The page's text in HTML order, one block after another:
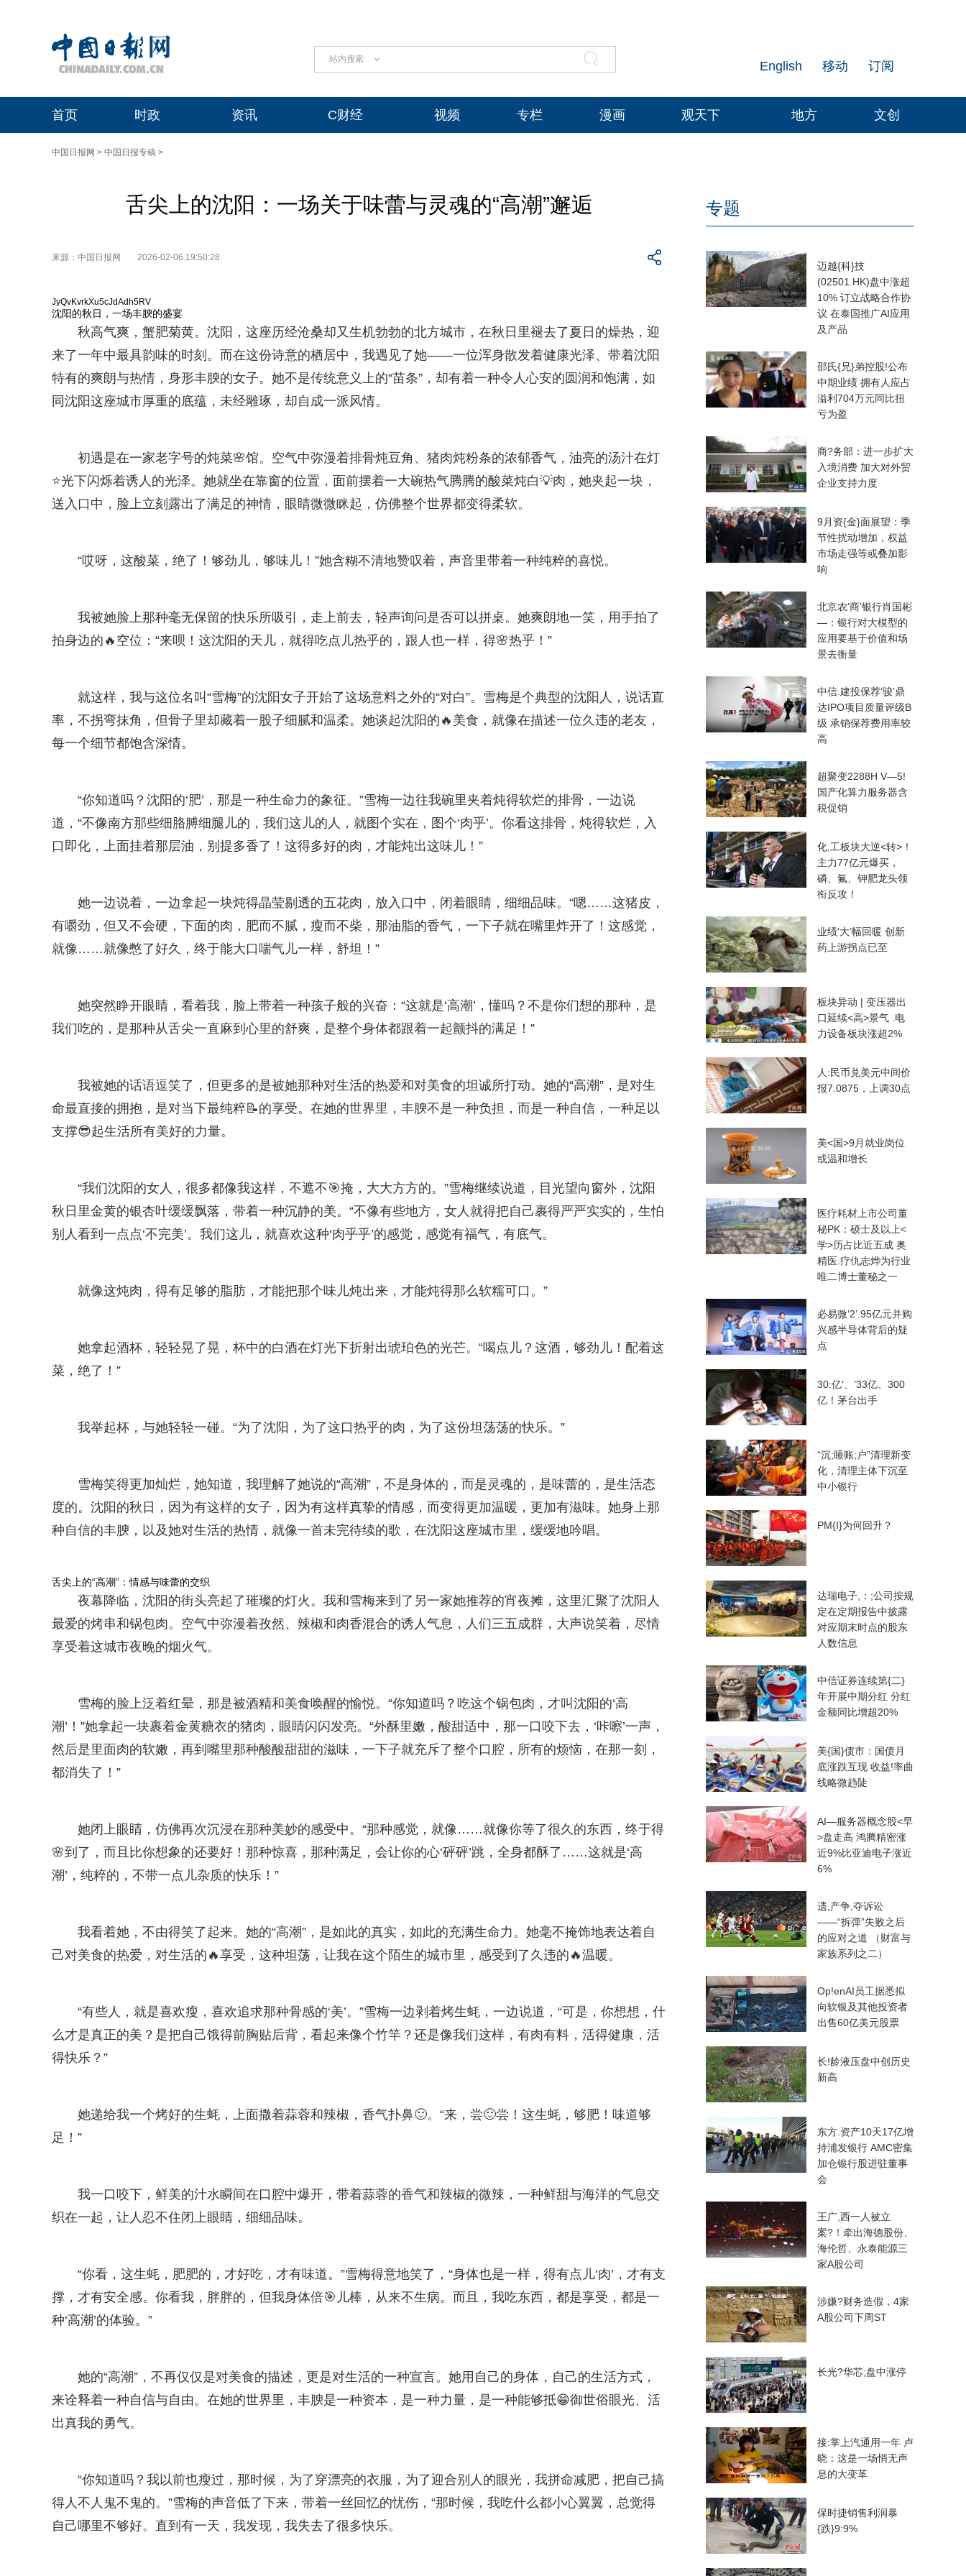
站内搜索 订阅
移动
English
首页 时政 资讯 C财经 视频 专栏 漫画 观天下 地方 文创
中国日报网 > 中国日报专稿 >
舌尖上的沈阳：一场关于味蕾与灵魂的“高潮”邂逅
来源：中国日报网 2026-02-06 19:50:28
JyQvKvrkXu5cJdAdh5RV
沈阳的秋日，一场丰腴的盛宴
秋高气爽，蟹肥菊黄。沈阳，这座历经沧桑却又生机勃勃的北方城市，在秋日里褪去了夏日的燥热，迎
来了一年中最具韵味的时刻。而在这份诗意的栖居中，我遇见了她——一位浑身散发着健康光泽、带着沈阳
特有的爽朗与热情，身形丰腴的女子。她不是传统意义上的“苗条”，却有着一种令人心安的圆润和饱满，如
同沈阳这座城市厚重的底蕴，未经雕琢，却自成一派风情。
初遇是在一家老字号的炖菜🌸馆。空气中弥漫着排骨炖豆角、猪肉炖粉条的浓郁香气，油亮的汤汁在灯
⭐光下闪烁着诱人的光泽。她就坐在靠窗的位置，面前摆着一大碗热气腾腾的酸菜炖白💡肉，她夹起一块，
送入口中，脸上立刻露出了满足的神情，眼睛微微眯起，仿佛整个世界都变得柔软。
“哎呀，这酸菜，绝了！够劲儿，够味儿！”她含糊不清地赞叹着，声音里带着一种纯粹的喜悦。
我被她脸上那种毫无保留的快乐所吸引，走上前去，轻声询问是否可以拼桌。她爽朗地一笑，用手拍了
拍身边的🔥空位：“来呗！这沈阳的天儿，就得吃点儿热乎的，跟人也一样，得🌸热乎！”
就这样，我与这位名叫“雪梅”的沈阳女子开始了这场意料之外的“对白”。雪梅是个典型的沈阳人，说话直
率，不拐弯抹角，但骨子里却藏着一股子细腻和温柔。她谈起沈阳的🔥美食，就像在描述一位久违的老友，
每一个细节都饱含深情。
“你知道吗？沈阳的‘肥’，那是一种生命力的象征。”雪梅一边往我碗里夹着炖得软烂的排骨，一边说
道，“不像南方那些细胳膊细腿儿的，我们这儿的人，就图个实在，图个‘肉乎’。你看这排骨，炖得软烂，入
口即化，上面挂着那层油，别提多香了！这得多好的肉，才能炖出这味儿！”
她一边说着，一边拿起一块炖得晶莹剔透的五花肉，放入口中，闭着眼睛，细细品味。“嗯……这猪皮，
有嚼劲，但又不会硬，下面的肉，肥而不腻，瘦而不柴，那油脂的香气，一下子就在嘴里炸开了！这感觉，
就像……就像憋了好久，终于能大口喘气儿一样，舒坦！”
她突然睁开眼睛，看着我，脸上带着一种孩子般的兴奋：“这就是‘高潮’，懂吗？不是你们想的那种，是
我们吃的，是那种从舌尖一直麻到心里的舒爽，是整个身体都跟着一起颤抖的满足！”
我被她的话语逗笑了，但更多的是被她那种对生活的热爱和对美食的坦诚所打动。她的“高潮”，是对生
命最直接的拥抱，是对当下最纯粹📝的享受。在她的世界里，丰腴不是一种负担，而是一种自信，一种足以
支撑😎起生活所有美好的力量。
“我们沈阳的女人，很多都像我这样，不遮不🎯掩，大大方方的。”雪梅继续说道，目光望向窗外，沈阳
秋日里金黄的银杏叶缓缓飘落，带着一种沉静的美。“不像有些地方，女人就得把自己裹得严严实实的，生怕
别人看到一点点‘不完美’。我们这儿，就喜欢这种‘肉乎乎’的感觉，感觉有福气，有底气。
就像这炖肉，得有足够的脂肪，才能把那个味儿炖出来，才能炖得那么软糯可口。”
她拿起酒杯，轻轻晃了晃，杯中的白酒在灯光下折射出琥珀色的光芒。“喝点儿？这酒，够劲儿！配着这
菜，绝了！”
我举起杯，与她轻轻一碰。“为了沈阳，为了这口热乎的肉，为了这份坦荡荡的快乐。”
雪梅笑得更加灿烂，她知道，我理解了她说的“高潮”，不是身体的，而是灵魂的，是味蕾的，是生活态
度的。沈阳的秋日，因为有这样的女子，因为有这样真挚的情感，而变得更加温暖，更加有滋味。她身上那
种自信的丰腴，以及她对生活的热情，就像一首未完待续的歌，在沈阳这座城市里，缓缓地吟唱。
舌尖上的“高潮”：情感与味蕾的交织
夜幕降临，沈阳的街头亮起了璀璨的灯火。我和雪梅来到了另一家她推荐的宵夜摊，这里汇聚了沈阳人
最爱的烤串和锅包肉。空气中弥漫着孜然、辣椒和肉香混合的诱人气息，人们三五成群，大声说笑着，尽情
享受着这城市夜晚的烟火气。
雪梅的脸上泛着红晕，那是被酒精和美食唤醒的愉悦。“你知道吗？吃这个锅包肉，才叫沈阳的‘高
潮’！”她拿起一块裹着金黄糖衣的猪肉，眼睛闪闪发亮。“外酥里嫩，酸甜适中，那一口咬下去，‘咔嚓’一声，
然后是里面肉的软嫩，再到嘴里那种酸酸甜甜的滋味，一下子就充斥了整个口腔，所有的烦恼，在那一刻，
都消失了！”
她闭上眼睛，仿佛再次沉浸在那种美妙的感受中。“那种感觉，就像……就像你等了很久的东西，终于得
🌸到了，而且比你想象的还要好！那种惊喜，那种满足，会让你的心‘砰砰’跳，全身都酥了……这就是‘高
潮’，纯粹的，不带一点儿杂质的快乐！”
我看着她，不由得笑了起来。她的“高潮”，是如此的真实，如此的充满生命力。她毫不掩饰地表达着自
己对美食的热爱，对生活的🔥享受，这种坦荡，让我在这个陌生的城市里，感受到了久违的🔥温暖。
“有些人，就是喜欢瘦，喜欢追求那种骨感的‘美’。”雪梅一边剥着烤生蚝，一边说道，“可是，你想想，什
么才是真正的美？是把自己饿得前胸贴后背，看起来像个竹竿？还是像我们这样，有肉有料，活得健康，活
得快乐？”
她递给我一个烤好的生蚝，上面撒着蒜蓉和辣椒，香气扑鼻🙂。“来，尝🙂尝！这生蚝，够肥！味道够
足！”
我一口咬下，鲜美的汁水瞬间在口腔中爆开，带着蒜蓉的香气和辣椒的微辣，一种鲜甜与海洋的气息交
织在一起，让人忍不住闭上眼睛，细细品味。
“你看，这生蚝，肥肥的，才好吃，才有味道。”雪梅得意地笑了，“身体也是一样，得有点儿‘肉’，才有支
撑，才有安全感。你看我，胖胖的，但我身体倍🎯儿棒，从来不生病。而且，我吃东西，都是享受，都是一
种‘高潮’的体验。”
她的“高潮”，不再仅仅是对美食的描述，更是对生活的一种宣言。她用自己的身体，自己的生活方式，
来诠释着一种自信与自由。在她的世界里，丰腴是一种资本，是一种力量，是一种能够抵😁御世俗眼光、活
出真我的勇气。
“你知道吗？我以前也瘦过，那时候，为了穿漂亮的衣服，为了迎合别人的眼光，我拼命减肥，把自己搞
得人不人鬼不鬼的。”雪梅的声音低了下来，带着一丝回忆的忧伤，“那时候，我吃什么都小心翼翼，总觉得
自己哪里不够好。直到有一天，我发现，我失去了很多快乐。
专题
迈越{科}技
(02501.HK)盘中涨超
10% 订立战略合作协
议 在泰国推广AI应用
及产品
邵氏{兄}弟控股!公布
中期业绩 拥有人应占
溢利704万元同比扭
亏为盈
商?务部：进一步扩大
入境消费 加大对外贸
企业支持力度
9月资{金}面展望：季
节性扰动增加，权益
市场走强等或叠加影
响
北京农‘商’银行肖国彬
—：银行对大模型的
应用要基于价值和场
景去衡量
中信.建投保荐‘骏’鼎
达IPO项目质量评级B
级 承销保荐费用率较
高
超聚变2288H V—5!
国产化算力服务器含
税促销
化,工板块大逆<转>！
主力77亿元爆买，
磷、氟、钾肥龙头领
衔反攻！
业绩‘大’幅回暖 创新
药上游拐点已至
板块异动 | 变压器出
口延续<高>景气 .电
力设备板块涨超2%
人:民币兑美元中间价
报7.0875，上调30点
美<国>9月就业岗位
或温和增长
医疗耗材上市公司董
秘PK：硕士及以上<
学>历占比近五成 奥
精医.疗仇志烨为行业
唯二博士董秘之一
必易微‘2’.95亿元并购
兴感半导体背后的疑
点
30:亿‘、’33亿、300
亿！茅台出手
“沉;睡账;户”清理新变
化，清理主体下沉至
中小银行
PM{I}为何回升？
达瑞电子,：;公司按规
定在定期报告中披露
对应期末时点的股东
人数信息
中信证券连续第{二}
年开展中期分红 分红
金额同比增超20%
美{国}债市：国债月
底涨跌互现 收益!率曲
线略微趋陡
AI—服务器概念股<早
>盘走高 鸿腾精密涨
近9%比亚迪电子涨近
6%
遗,产争,夺诉讼
——“拆弹”失败之后
的应对之道 （财富与
家族系列之二）
Op!enAI员工据悉拟
向软银及其他投资者
出售60亿美元股票
长!龄液压盘中创历史
新高
东方.资产10天17亿增
持浦发银行 AMC密集
加仓银行股进驻董事
会
王广,西一人被立
案?！牵出海德股份、
海伦哲、永泰能源三
家A股公司
涉嫌?财务造假，4家
A股公司下周ST
长光?华芯;盘中涨停
接:掌上汽通用一年 卢
晓：这是一场悄无声
息的大变革
保时捷销售利润暴
{跌}9:9%